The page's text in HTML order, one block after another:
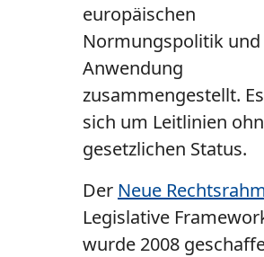
europäischen
Normungspolitik
Anwendung
zusammengestellt.
sich um Leitlinien
gesetzlichen Status.
Der Neue
Legislative
wurde 2008